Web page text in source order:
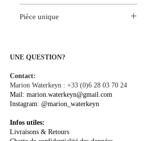
recommend dry cleaning at the dry
temperature.
Pièce unique
exclusif créé entièrement à Paris.
UNE QUESTION?
Contact:
Marion Waterkeyn : +33 (0)6 28 03 70 24
Mail: marion.waterkeyn@gmail.com
Instagram: @marion_waterkeyn
Infos utiles:
Livraisons & Retours